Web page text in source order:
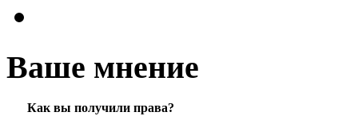
Ваше мнение
Как вы получили права?